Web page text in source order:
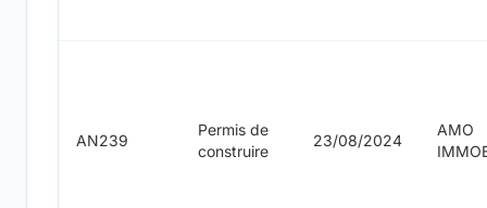
AN239
Permis de
construire
23/08/2024
AMO